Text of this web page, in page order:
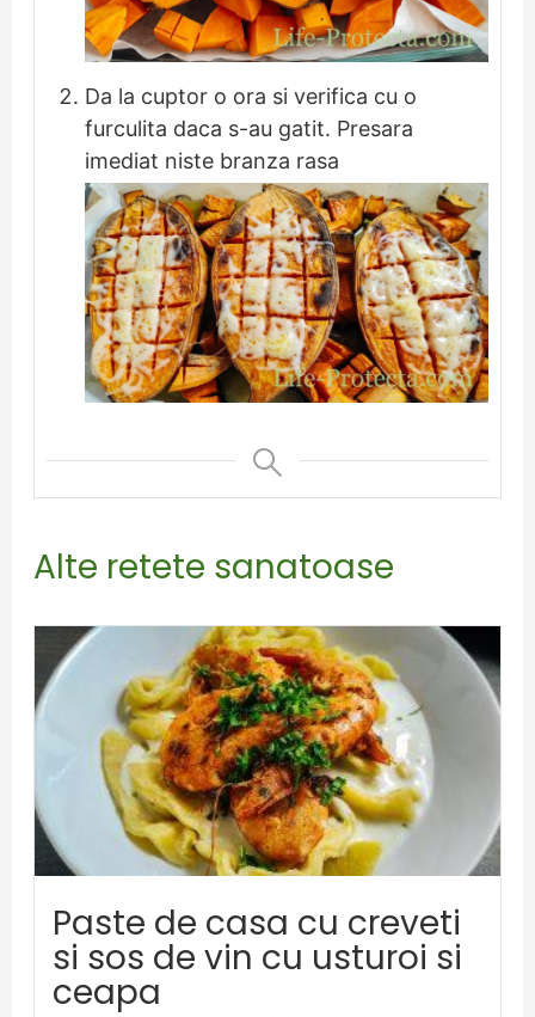
Da la cuptor o ora si verifica cu o
furculita daca s-au gatit. Presara
imediat niste branza rasa
Alte retete sanatoase
Paste de casa cu creveti
si sos de vin cu usturoi si
ceapa